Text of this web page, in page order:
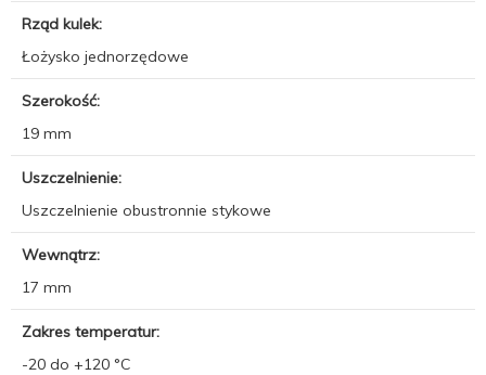
Rząd kulek:
Łożysko jednorzędowe
Szerokość:
19 mm
Uszczelnienie:
Uszczelnienie obustronnie stykowe
Wewnątrz:
17 mm
Zakres temperatur:
-20 do +120 °C